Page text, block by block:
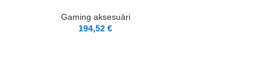
Gaming aksesuāri
194,52 €